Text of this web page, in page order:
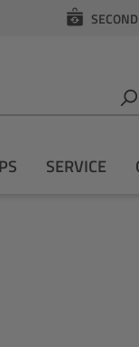
SERVICE